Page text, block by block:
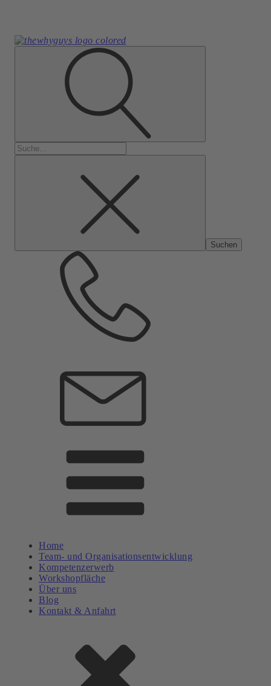
Suchen
nach:
Home
Team- und Organisationsentwicklung
Kompetenzerwerb
Workshopfläche
Über uns
Blog
Kontakt & Anfahrt